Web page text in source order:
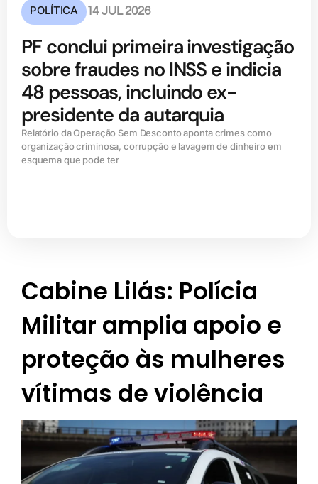
POLÍTICA 14 JUL 2026
PF conclui primeira investigação
sobre fraudes no INSS e indicia
48 pessoas, incluindo ex-
presidente da autarquia
Relatório da Operação Sem Desconto aponta crimes como
organização criminosa, corrupção e lavagem de dinheiro em
esquema que pode ter
Cabine Lilás: Polícia
Militar amplia apoio e
proteção às mulheres
vítimas de violência